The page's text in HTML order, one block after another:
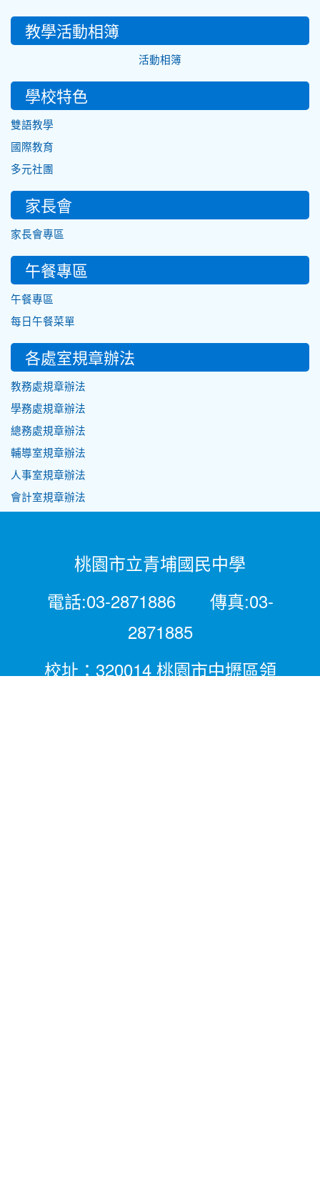
教學活動相簿
活動相簿
學校特色
雙語教學
國際教育
多元社團
家長會
家長會專區
午餐專區
午餐專區
每日午餐菜單
各處室規章辦法
教務處規章辦法
學務處規章辦法
總務處規章辦法
輔導室規章辦法
人事室規章辦法
會計室規章辦法
桃園市立青埔國民中學
電話:03-2871886 傳真:03-
2871885
校址：320014 桃園市中壢區領